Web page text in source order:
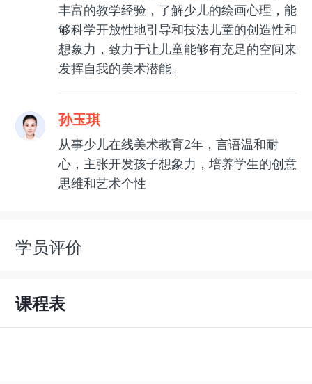
丰富的教学经验，了解少儿的绘画心理，能
够科学开放性地引导和技法儿童的创造性和
想象力，致力于让儿童能够有充足的空间来
发挥自我的美术潜能。
孙玉琪
从事少儿在线美术教育2年，言语温和耐
心，主张开发孩子想象力，培养学生的创意
思维和艺术个性
学员评价
课程表